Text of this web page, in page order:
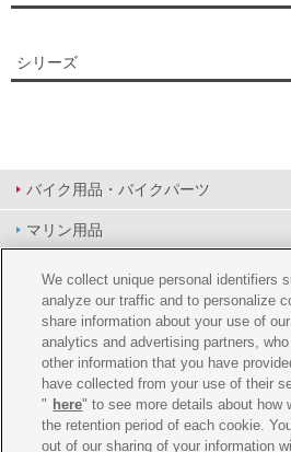
シリーズ
バイク用品・バイクパーツ
マリン用品
PAS/YPJ用品
その他用品
イベント&エンターテイメント
オンラインショップ
企業情報
We collect unique personal identifiers
analyze our traffic and to personalize
share information about your use of
analytics and advertising partners,
other information that you have
have collected from your use of their
" here" to see more details about how
the retention period of each cookie.
out of our sharing of your information